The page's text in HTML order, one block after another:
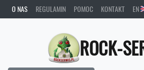
O NAS REGULAMIN POMOC KONTAKT EN
ROCK-